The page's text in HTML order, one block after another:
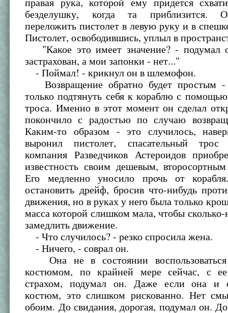
безделушку, когда та приблизится.
переложить пистолет в левую руку и в
Пистолет, освободившись, уплыл в
"Какое это имеет значение? - подумал
застрахован, а мои запонки - нет..."
- Поймал! - крикнул он в шлемофон.
Возвращение обратно будет простым -
только подтянуть себя к кораблю с помощью
троса. Именно в этот момент он сделал
покончило с радостью по случаю
Каким-то образом - это случилось,
выронил пистолет, спасательный трос
компания Разведчиков Астероидов
известность своим дешевым,
Его медленно уносило прочь от
остановить дрейф, бросив что-нибудь
движения, но в руках у него была только
масса которой слишком мала, чтобы сколько-
замедлить движение.
- Что случилось? - резко спросила жена.
- Ничего, - соврал он.
Она не в состоянии воспользоваться
костюмом, по крайней мере сейчас, с
страхом, подумал он. Даже если она и
костюм, это слишком рискованно. Нет
обоим. До свидания, дорогая, подумал он.